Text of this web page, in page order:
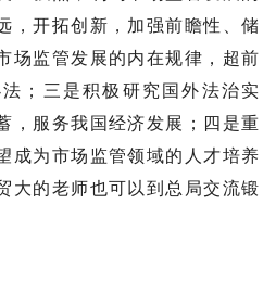
，开拓创新，加强前瞻性、储
场监管发展的内在规律，超前
；三是积极研究国外法治实
，服务我国经济发展；四是重
成为市场监管领域的人才培养
大的老师也可以到总局交流锻